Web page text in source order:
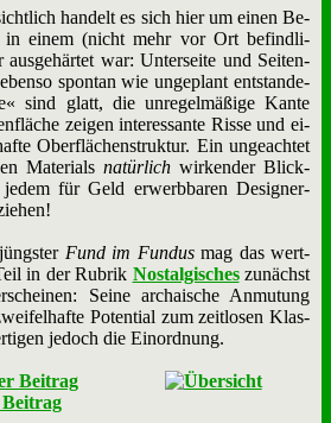
han­delt es sich hier um ei­nen Be­
in ei­nem (nicht mehr vor Ort be­find­li­
aus­ge­här­tet war: Un­ter­sei­te und Sei­ten­
spon­tan wie un­ge­plant ent­stan­de­
sind glatt, die un­re­gel­mä­ßi­ge Kan­te
zei­gen in­ter­es­san­te Ris­se und ei­
Ober­flä­chen­struk­tur. Ein un­ge­ach­tet
Ma­te­ri­als na­tür­lich wir­ken­der Blick­
je­dem für Geld er­werb­ba­ren De­si­gner­
Fund im Fun­dusmag das wert­
in der Ru­brik Nost­al­gi­scheszu­nächst
Sei­ne ar­chai­sche An­mu­tung
Po­ten­ti­al zum zeit­lo­sen Klas­
je­doch die Ein­ord­nung.